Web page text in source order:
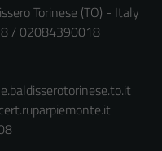
Torinese (TO) - Italy
/ 02084390018
personali.